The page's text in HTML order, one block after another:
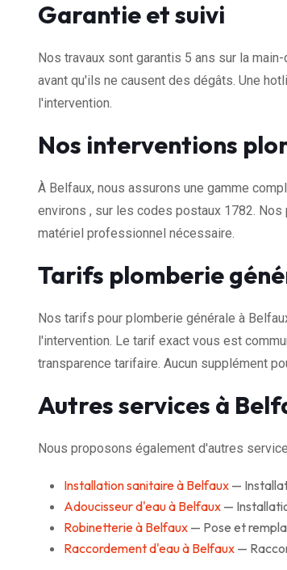
Garantie et suivi
Nos travaux sont garantis 5 ans sur la
avant qu'ils ne causent des dégâts. Une
l'intervention.
Nos interventions
À Belfaux, nous assurons une gamme
environs , sur les codes postaux 1782.
matériel professionnel nécessaire.
Tarifs plomberie
Nos tarifs pour plomberie générale à
l'intervention. Le tarif exact vous est
transparence tarifaire. Aucun supplément
Autres services à
Nous proposons également d'autres
Installation sanitaire à Belfaux —
Adoucisseur d'eau à Belfaux —
Robinetterie à Belfaux — Pose et
Raccordement d'eau à Belfaux —